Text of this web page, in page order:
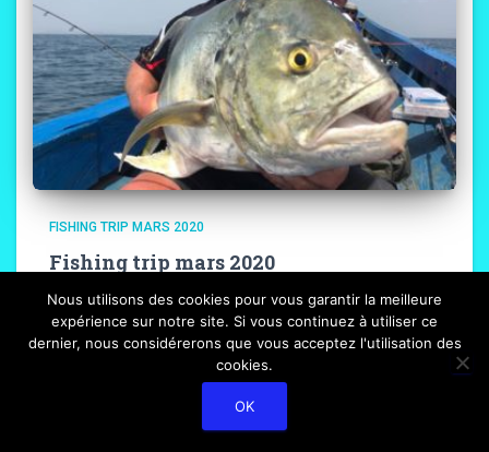
FISHING TRIP MARS 2020
Fishing trip mars 2020
Retour de séjour n° 116 : Fishing trip mars 2020 Rendez
vous à l’aéroport Je retrouve Alain à Roissy, ensemble,
nous effectuons les formalités, Frank et José sont partis
de Bordeaux et nous rejoindront en
Nous utilisons des cookies pour vous garantir la meilleure
expérience sur notre site. Si vous continuez à utiliser ce
dernier, nous considérerons que vous acceptez l'utilisation des
cookies.
OK